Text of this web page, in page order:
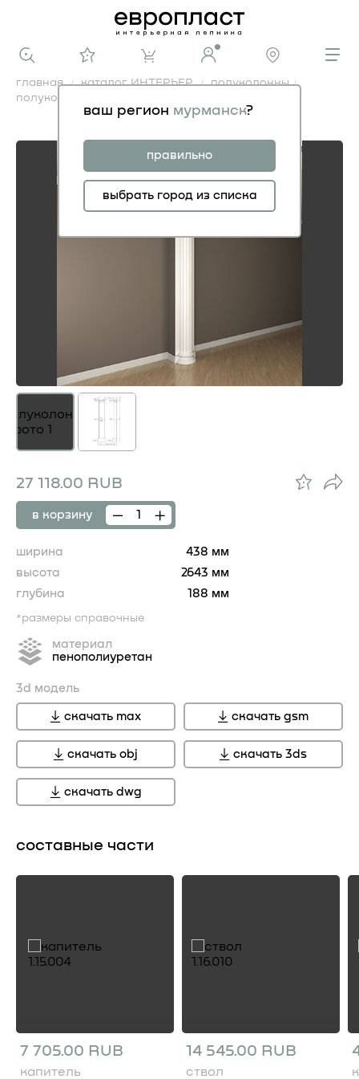
ваш регион мурманск?
правильно
выбрать город из списка
главная каталог ИНТЕРЬЕР
полуколонны
полуколонна
полуколонна
27 118.00 RUB
в корзину
ширина
438 мм
высота
2643 мм
глубина
188 мм
*размеры справочные
материал
пенополиуретан
3d модель
скачать max скачать gsm
скачать obj скачать 3ds
скачать dwg
составные части
7 705.00 RUB
капитель
14 545.00 RUB
ствол